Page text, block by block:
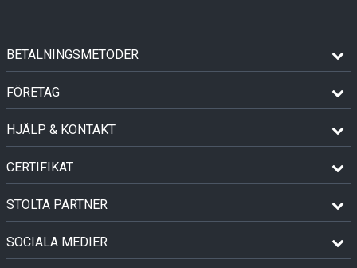
BETALNINGSMETODER
FÖRETAG
HJÄLP & KONTAKT
CERTIFIKAT
STOLTA PARTNER
SOCIALA MEDIER